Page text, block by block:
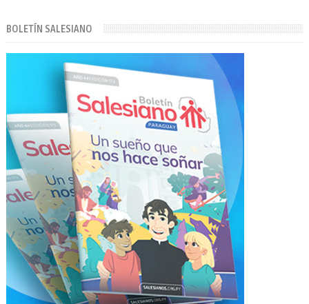
BOLETÍN SALESIANO